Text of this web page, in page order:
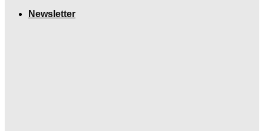
Newsletter